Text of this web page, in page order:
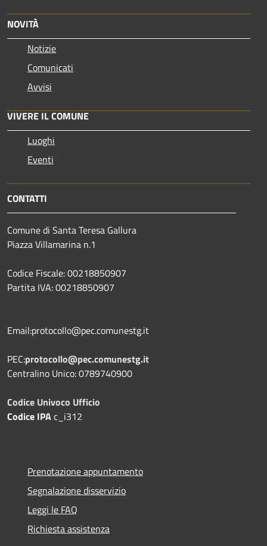
NOVITÀ
Notizie
Comunicati
Avvisi
VIVERE IL COMUNE
Luoghi
Eventi
CONTATTI
Comune di Santa Teresa Gallura
Piazza Villamarina n.1
Codice Fiscale: 00218850907
Partita IVA: 00218850907
Email:protocollo@pec.comunestg.it
PEC:protocollo@pec.comunestg.it
Centralino Unico: 0789740900
Codice Univoco Ufficio
Codice IPAc_i312
Prenotazione appuntamento
Segnalazione disservizio
Leggi le FAQ
Richiesta assistenza